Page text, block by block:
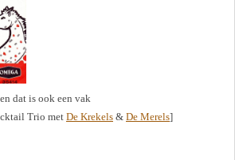
dat is ook een vak
Trio met De Krekels & De Merels]